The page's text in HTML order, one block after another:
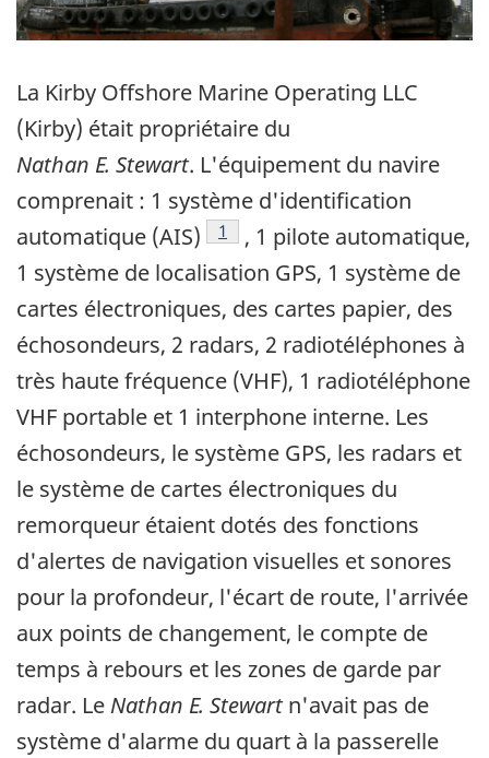
La Kirby Offshore Marine Operating LLC
(Kirby) était propriétaire du
Nathan E. Stewart. L'équipement du navire
comprenait : 1 système d'identification
automatique (AIS)
Note de bas de page
1
, 1 pilote automatique,
1 système de localisation GPS, 1 système de
cartes électroniques, des cartes papier, des
échosondeurs, 2 radars, 2 radiotéléphones à
très haute fréquence (VHF), 1 radiotéléphone
VHF portable et 1 interphone interne. Les
échosondeurs, le système GPS, les radars et
le système de cartes électroniques du
remorqueur étaient dotés des fonctions
d'alertes de navigation visuelles et sonores
pour la profondeur, l'écart de route, l'arrivée
aux points de changement, le compte de
temps à rebours et les zones de garde par
radar. Le Nathan E. Stewartn'avait pas de
système d'alarme du quart à la passerelle